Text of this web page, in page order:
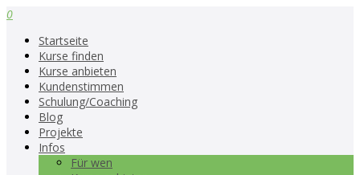
0
Startseite
Kurse finden
Kurse anbieten
Kundenstimmen
Schulung/Coaching
Blog
Projekte
Infos
Für wen